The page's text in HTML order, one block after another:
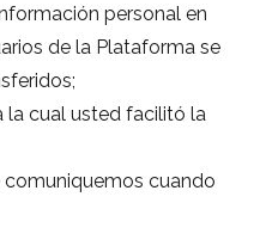
personal en
de la Plataforma se
la cual usted facilitó la
comuniquemos cuando